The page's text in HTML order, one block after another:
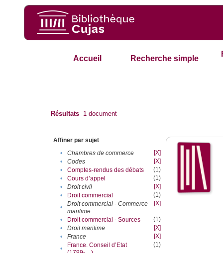
Accueil Recherche simple
Résultats 1 document
Affiner par sujet
•
Chambres de commerce
[X]
•
Codes
[X]
•
Comptes-rendus des débats
(1)
•
Cours d’appel
(1)
•
Droit civil
[X]
•
Droit commercial
(1)
•
Droit commercial - Commerce
maritime
[X]
• Droit commercial - Sources
(1)
•
Droit maritime
[X]
•
France
[X]
•
France. Conseil d’Etat
(1)